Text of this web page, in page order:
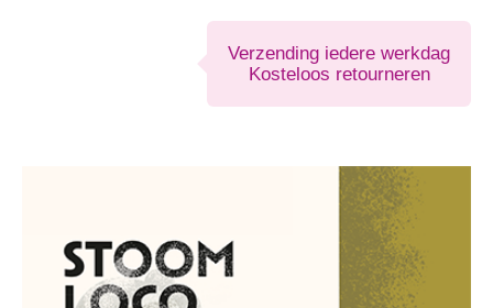
Verzending iedere werkdag
Kosteloos retourneren